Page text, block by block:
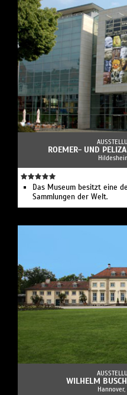
ROEMER- UND
Das Museum besitzt eine
Sammlungen der Welt.
WILHELM